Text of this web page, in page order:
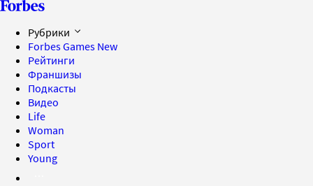
Рубрики
Forbes Games New
Рейтинги
Франшизы
Подкасты
Видео
Life
Woman
Sport
Young